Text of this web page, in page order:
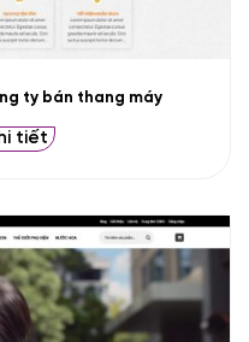
ty bán thang máy
tiết